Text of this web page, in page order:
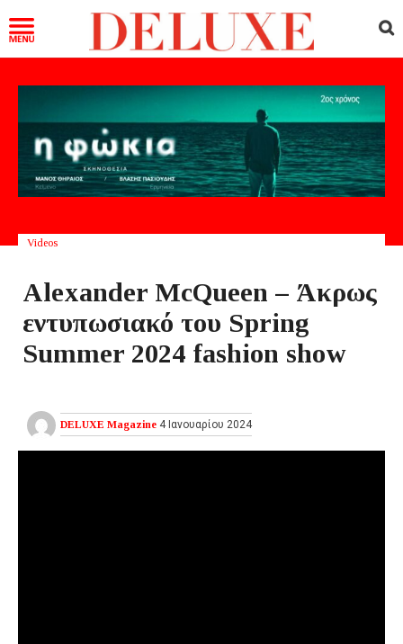
Videos
Alexander McQueen – Άκρως
εντυπωσιακό του Spring
Summer 2024 fashion show
DELUXE Magazine 4 Ιανουαρίου 2024